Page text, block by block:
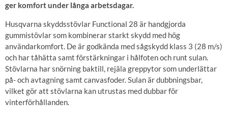
ger komfort under långa arbetsdagar.
Husqvarna skyddsstövlar Functional 28 är handgjorda
gummistövlar som kombinerar starkt skydd med hög
användarkomfort. De är godkända med sågskydd klass 3 (28 m/s)
och har tåhätta samt förstärkningar i hålfoten och runt sulan.
Stövlarna har snörning baktill, rejäla greppytor som underlättar
på- och avtagning samt canvasfoder. Sulan är dubbningsbar,
vilket gör att stövlarna kan utrustas med dubbar för
vinterförhållanden.